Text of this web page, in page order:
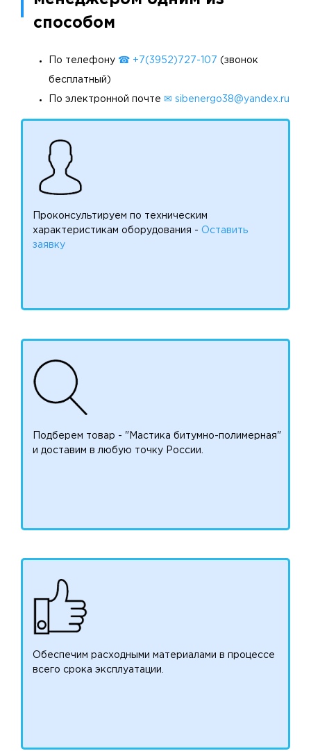
способом
По телефону ☎ +7(3952)727-107 (звонок
бесплатный)
По электронной почте ✉ sibenergo38@yandex.ru
Проконсультируем по техническим
характеристикам оборудования - Оставить
заявку
Подберем товар - "Мастика битумно-полимерная"
и доставим в любую точку России.
Обеспечим расходными материалами в процессе
всего срока эксплуатации.